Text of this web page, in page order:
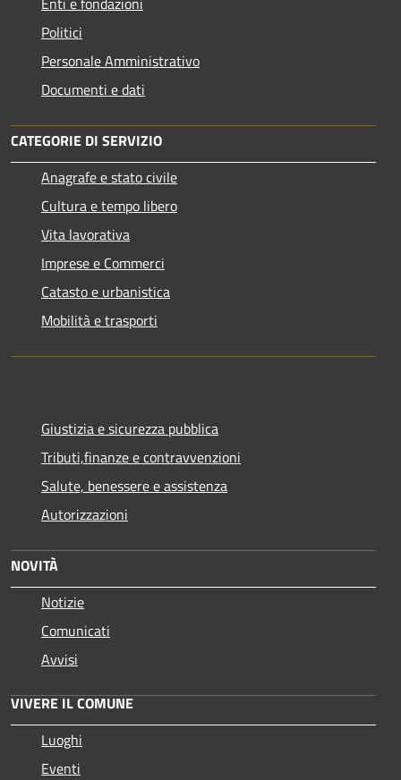
Politici
Personale Amministrativo
Documenti e dati
CATEGORIE DI SERVIZIO
Anagrafe e stato civile
Cultura e tempo libero
Vita lavorativa
Imprese e Commerci
Catasto e urbanistica
Mobilità e trasporti
Giustizia e sicurezza pubblica
Tributi,finanze e contravvenzioni
Salute, benessere e assistenza
Autorizzazioni
NOVITÀ
Notizie
Comunicati
Avvisi
VIVERE IL COMUNE
Luoghi
Eventi